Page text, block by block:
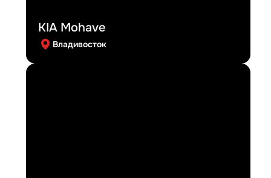
KIA Mohave
Владивосток